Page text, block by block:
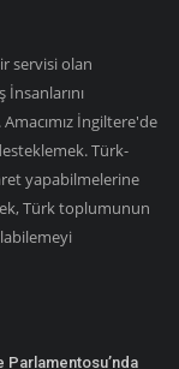
servisi olan
İngiltere'de
Türk-
yapabilmelerine
Türk toplumunun
Parlamentosu’nda